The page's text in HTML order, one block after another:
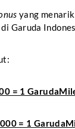
yang
Garuda
= 1
= 1